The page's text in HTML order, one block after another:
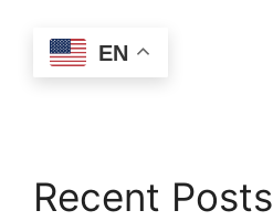
EN
Recent Posts